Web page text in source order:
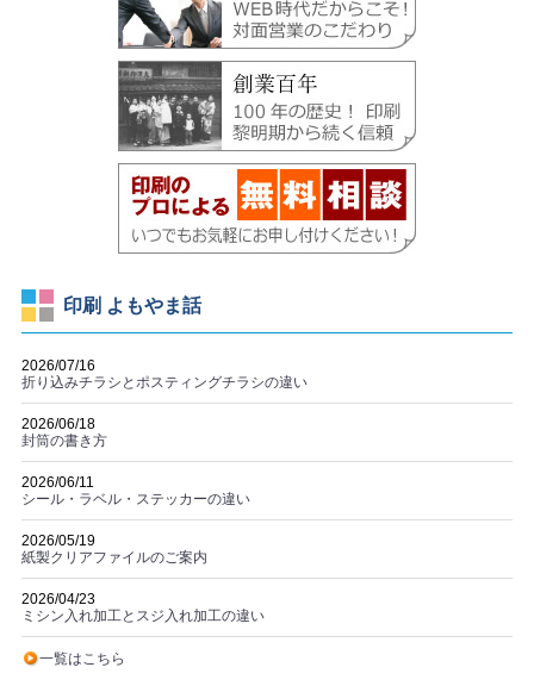
印刷 よもやま話
2026/07/16
折り込みチラシとポスティングチラシの違い
2026/06/18
封筒の書き方
2026/06/11
シール・ラベル・ステッカーの違い
2026/05/19
紙製クリアファイルのご案内
2026/04/23
ミシン入れ加工とスジ入れ加工の違い
一覧はこちら